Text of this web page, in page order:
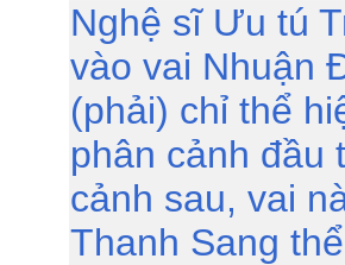
Nghệ sĩ Ưu tú
vào vai Nhuận
(phải) chỉ thể
phân cảnh đầu
cảnh sau, vai
Thanh Sang